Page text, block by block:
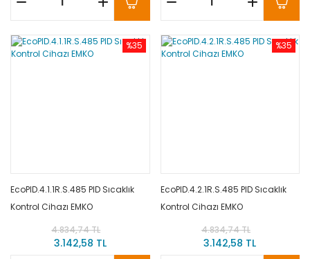
%35
EcoPID.4.1.1R.S.485 PID Sıcaklık
Kontrol Cihazı EMKO
4.834,74 TL
3.142,58 TL
%35
EcoPID.4.2.1R.S.485 PID Sıcaklık
Kontrol Cihazı EMKO
4.834,74 TL
3.142,58 TL